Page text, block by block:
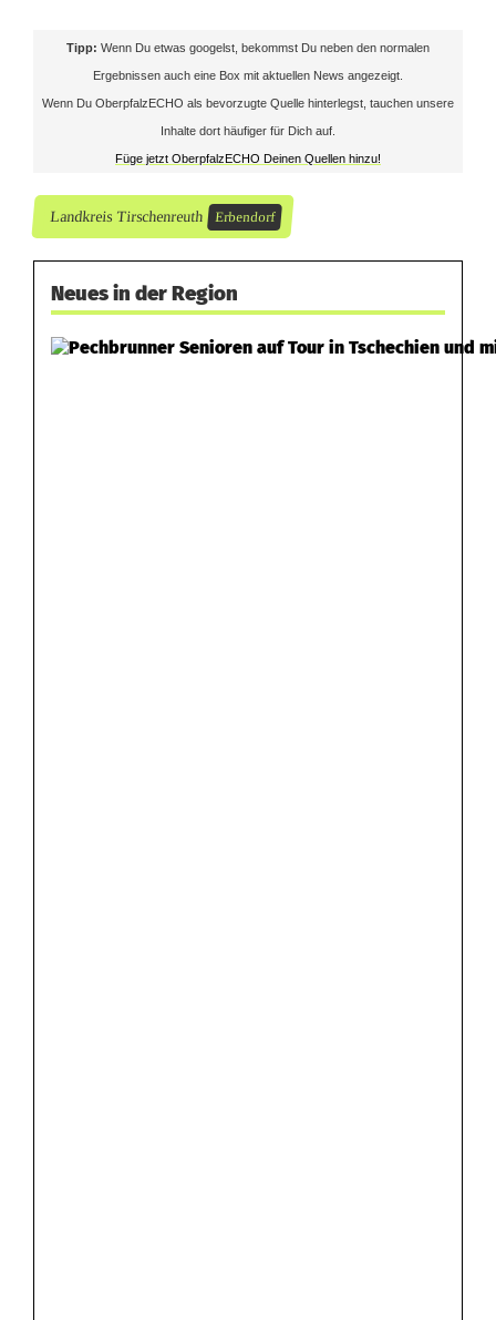
Tipp: Wenn Du etwas googelst, bekommst Du neben den normalen
Ergebnissen auch eine Box mit aktuellen News angezeigt.
Wenn Du OberpfalzECHO als bevorzugte Quelle hinterlegst, tauchen unsere
Inhalte dort häufiger für Dich auf.
Füge jetzt OberpfalzECHO Deinen Quellen hinzu!
Landkreis Tirschenreuth Erbendorf
Neues in der Region